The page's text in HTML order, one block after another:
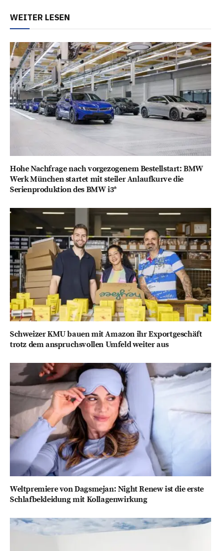
WEITER LESEN
Hohe Nachfrage nach vorgezogenem Bestellstart: BMW
Werk München startet mit steiler Anlaufkurve die
Serienproduktion des BMW i3*
Schweizer KMU bauen mit Amazon ihr Exportgeschäft
trotz dem anspruchsvollen Umfeld weiter aus
Weltpremiere von Dagsmejan: Night Renew ist die erste
Schlafbekleidung mit Kollagenwirkung